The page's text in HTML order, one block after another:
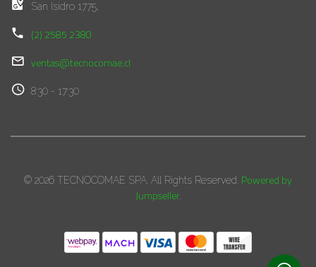
San Isidro 1775,
(2) 2585 2380
ventas@tecnocomae.cl
8:30 - 17:30
© 2026 TECNOCOMAE SPA. All Rights Reserved. Powered by
Jumpseller.